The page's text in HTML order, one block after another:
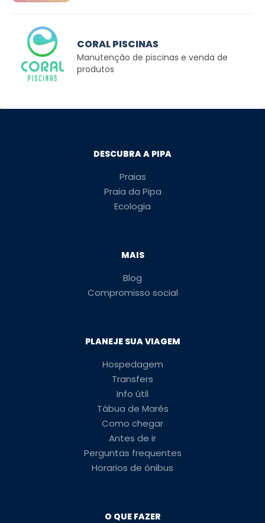
CORAL PISCINAS
Manutenção de piscinas e venda de
produtos
DESCUBRA A PIPA
Praias
Praia da Pipa
Ecologia
MAIS
Blog
Compromisso social
PLANEJE SUA VIAGEM
Hospedagem
Transfers
Info útil
Tábua de Marés
Como chegar
Antes de ir
Perguntas frequentes
Horarios de ônibus
O QUE FAZER